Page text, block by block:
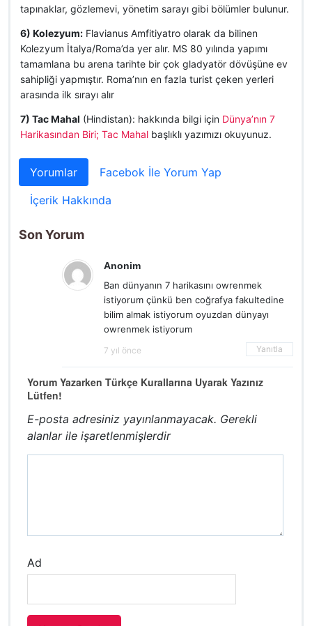
tapınaklar, gözlemevi, yönetim sarayı gibi bölümler bulunur.
6) Kolezyum: Flavianus Amfitiyatro olarak da bilinen
Kolezyum İtalya/Roma’da yer alır. MS 80 yılında yapımı
tamamlana bu arena tarihte bir çok gladyatör dövüşüne ev
sahipliği yapmıştır. Roma’nın en fazla turist çeken yerleri
arasında ilk sırayı alır
7) Tac Mahal (Hindistan): hakkında bilgi için Dünya’nın 7
Harikasından Biri; Tac Mahal başlıklı yazımızı okuyunuz.
Yorumlar
Facebok İle Yorum Yap
İçerik Hakkında
Son Yorum
Anonim
Ban dünyanın 7 harikasını owrenmek
istiyorum çünkü ben coğrafya fakultedine
bilim almak istiyorum oyuzdan dünyayı
owrenmek istiyorum
7 yıl önce Yanıtla
Yorum Yazarken Türkçe Kurallarına Uyarak Yazınız
Lütfen!
E-posta adresiniz yayınlanmayacak. Gerekli
alanlar ile işaretlenmişlerdir
Ad